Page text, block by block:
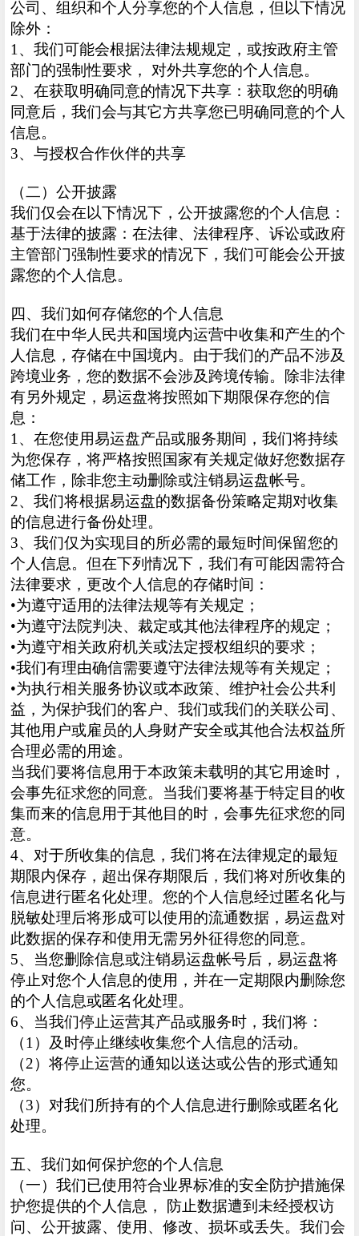
公司、组织和个人分享您的个人信息，但以下情况
除外：
1、我们可能会根据法律法规规定，或按政府主管
部门的强制性要求， 对外共享您的个人信息。
2、在获取明确同意的情况下共享：获取您的明确
同意后，我们会与其它方共享您已明确同意的个人
信息。
3、与授权合作伙伴的共享
（二）公开披露
我们仅会在以下情况下，公开披露您的个人信息：
基于法律的披露：在法律、法律程序、诉讼或政府
主管部门强制性要求的情况下，我们可能会公开披
露您的个人信息。
四、我们如何存储您的个人信息
我们在中华人民共和国境内运营中收集和产生的个
人信息，存储在中国境内。由于我们的产品不涉及
跨境业务，您的数据不会涉及跨境传输。除非法律
有另外规定，易运盘将按照如下期限保存您的信
息：
1、在您使用易运盘产品或服务期间，我们将持续
为您保存，将严格按照国家有关规定做好您数据存
储工作，除非您主动删除或注销易运盘帐号。
2、我们将根据易运盘的数据备份策略定期对收集
的信息进行备份处理。
3、我们仅为实现目的所必需的最短时间保留您的
个人信息。但在下列情况下，我们有可能因需符合
法律要求，更改个人信息的存储时间：
•为遵守适用的法律法规等有关规定；
•为遵守法院判决、裁定或其他法律程序的规定；
•为遵守相关政府机关或法定授权组织的要求；
•我们有理由确信需要遵守法律法规等有关规定；
•为执行相关服务协议或本政策、维护社会公共利
益，为保护我们的客户、我们或我们的关联公司、
其他用户或雇员的人身财产安全或其他合法权益所
合理必需的用途。
当我们要将信息用于本政策未载明的其它用途时，
会事先征求您的同意。当我们要将基于特定目的收
集而来的信息用于其他目的时，会事先征求您的同
意。
4、对于所收集的信息，我们将在法律规定的最短
期限内保存，超出保存期限后，我们将对所收集的
信息进行匿名化处理。您的个人信息经过匿名化与
脱敏处理后将形成可以使用的流通数据，易运盘对
此数据的保存和使用无需另外征得您的同意。
5、当您删除信息或注销易运盘帐号后，易运盘将
停止对您个人信息的使用，并在一定期限内删除您
的个人信息或匿名化处理。
6、当我们停止运营其产品或服务时，我们将：
（1）及时停止继续收集您个人信息的活动。
（2）将停止运营的通知以送达或公告的形式通知
您。
（3）对我们所持有的个人信息进行删除或匿名化
处理。
五、我们如何保护您的个人信息
（一）我们已使用符合业界标准的安全防护措施保
护您提供的个人信息， 防止数据遭到未经授权访
问、公开披露、使用、修改、损坏或丢失。我们会